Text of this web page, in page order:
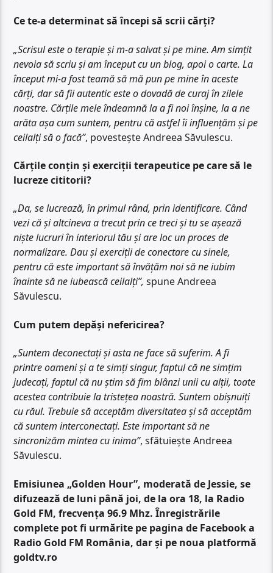
Ce te-a determinat să începi să scrii cărți?
„Scrisul este o terapie și m-a salvat și pe mine. Am simțit
nevoia să scriu și am început cu un blog, apoi o carte. La
început mi-a fost teamă să mă pun pe mine în aceste
cărți, dar să fii autentic este o dovadă de curaj în zilele
noastre. Cărțile mele îndeamnă la a fi noi înșine, la a ne
arăta așa cum suntem, pentru că astfel îi influențăm și pe
ceilalți să o facă”, povestește Andreea Săvulescu.
Cărțile conțin și exerciții terapeutice pe care să le
lucreze cititorii?
„Da, se lucrează, în primul rând, prin identificare. Când
vezi că și altcineva a trecut prin ce treci și tu se așează
niște lucruri în interiorul tău și are loc un proces de
normalizare. Dau și exerciții de conectare cu sinele,
pentru că este important să învățăm noi să ne iubim
înainte să ne iubească ceilalți”, spune Andreea
Săvulescu.
Cum putem depăși nefericirea?
„Suntem deconectați și asta ne face să suferim. A fi
printre oameni și a te simți singur, faptul că ne simțim
judecați, faptul că nu știm să fim blânzi unii cu alții, toate
acestea contribuie la tristețea noastră. Suntem obișnuiți
cu răul. Trebuie să acceptăm diversitatea și să acceptăm
că suntem interconectați. Este important să ne
sincronizăm mintea cu inima”, sfătuiește Andreea
Săvulescu.
Emisiunea „Golden Hour”, moderată de Jessie, se
difuzează de luni până joi, de la ora 18, la Radio
Gold FM, frecvența 96.9 Mhz. Înregistrările
complete pot fi urmărite pe pagina de Facebook a
Radio Gold FM România, dar și pe noua platformă
goldtv.ro